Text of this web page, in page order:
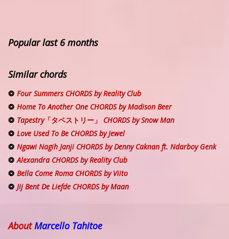
Popular last 6 months
Similar chords
Four Summers CHORDS by Reality Club
Home To Another One CHORDS by Madison Beer
Tapestry「タペストリー」 CHORDS by Snow Man
Love Used To Be CHORDS by Jewel
Ngawi Nagih Janji CHORDS by Denny Caknan ft. Ndarboy Genk
Alexandra CHORDS by Reality Club
Bella Come Roma CHORDS by Viito
Jij Bent De Liefde CHORDS by Maan
AboutMarcello Tahitoe